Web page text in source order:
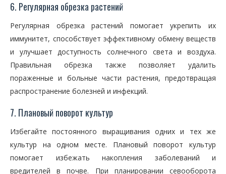
6. Регулярная обрезка растений
Регулярная обрезка растений помогает укрепить их
иммунитет, способствует эффективному обмену веществ
и улучшает доступность солнечного света и воздуха.
Правильная обрезка также позволяет удалить
пораженные и больные части растения, предотвращая
распространение болезней и инфекций.
7. Плановый поворот культур
Избегайте постоянного выращивания одних и тех же
культур на одном месте. Плановый поворот культур
помогает избежать накопления заболеваний и
вредителей в почве. При планировании севооборота